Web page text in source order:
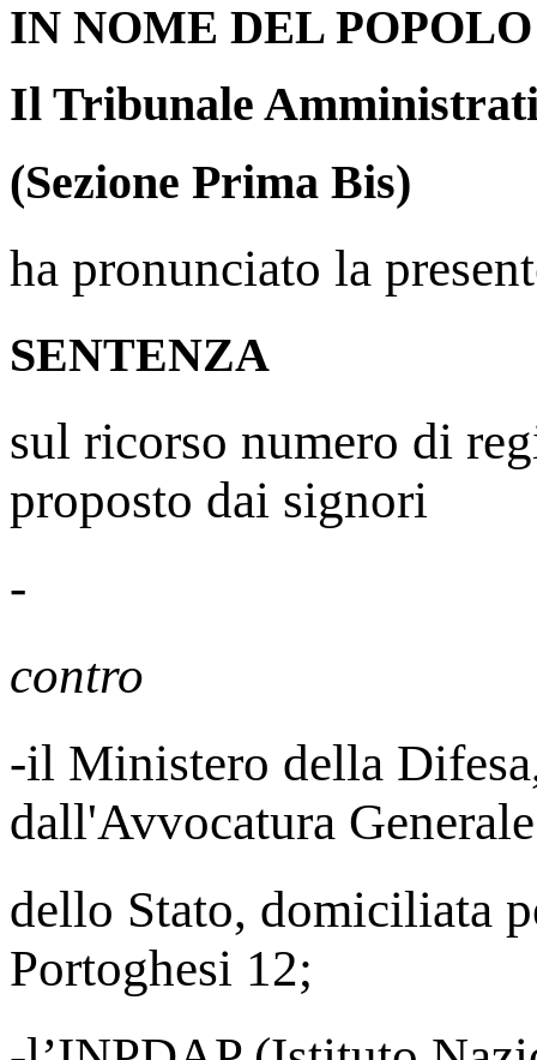
IN NOME DEL
Il Tribunale
(Sezione Prima Bis)
ha pronunciato la
SENTENZA
sul ricorso numero di
proposto dai signori
-
contro
-il Ministero della
dall'Avvocatura Generale
dello Stato, domiciliata
Portoghesi 12;